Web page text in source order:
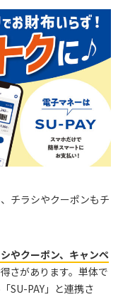
チラシやクーポンもチ
やクーポン、キャンペ
さがあります。単体で
SU-PAY」と連携さ